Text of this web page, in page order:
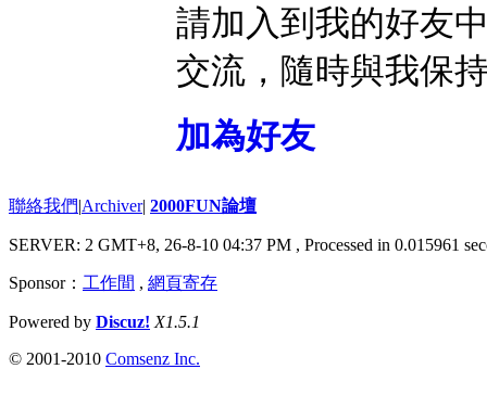
請加入到我的好友
交流，隨時與我保
加為好友
聯絡我們|Archiver| 2000FUN論壇
SERVER: 2 GMT+8, 26-8-10 04:37 PM , Processed in 0.015961
Sponsor： 工作間 , 網頁寄存
Powered by Discuz! X1.5.1
© 2001-2010 Comsenz Inc.